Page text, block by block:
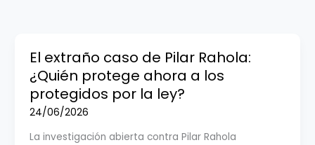
El extraño caso de Pilar Rahola:
¿Quién protege ahora a los
protegidos por la ley?
24/06/2026
La investigación abierta contra Pilar Rahola